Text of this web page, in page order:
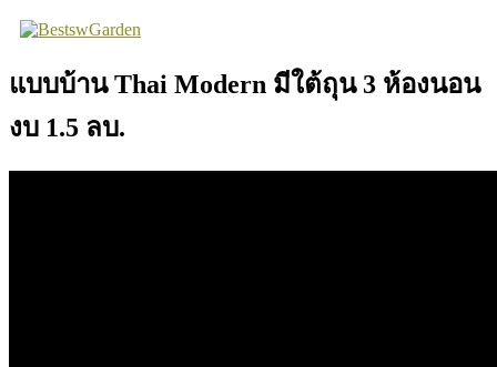
Skip
to
แบบบ้าน Thai Modern มีใต้ถุน 3 ห้องนอน
งบ 1.5 ลบ.